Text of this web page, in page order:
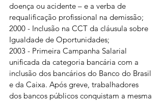
doença ou acidente – e a verba de
requalificação profissional na demissão;
2000 - Inclusão na CCT da cláusula sobre
Igualdade de Oportunidades;
2003 - Primeira Campanha Salarial
unificada da categoria bancária com a
inclusão dos bancários do Banco do Brasil
e da Caixa. Após greve, trabalhadores
dos bancos públicos conquistam a mesma